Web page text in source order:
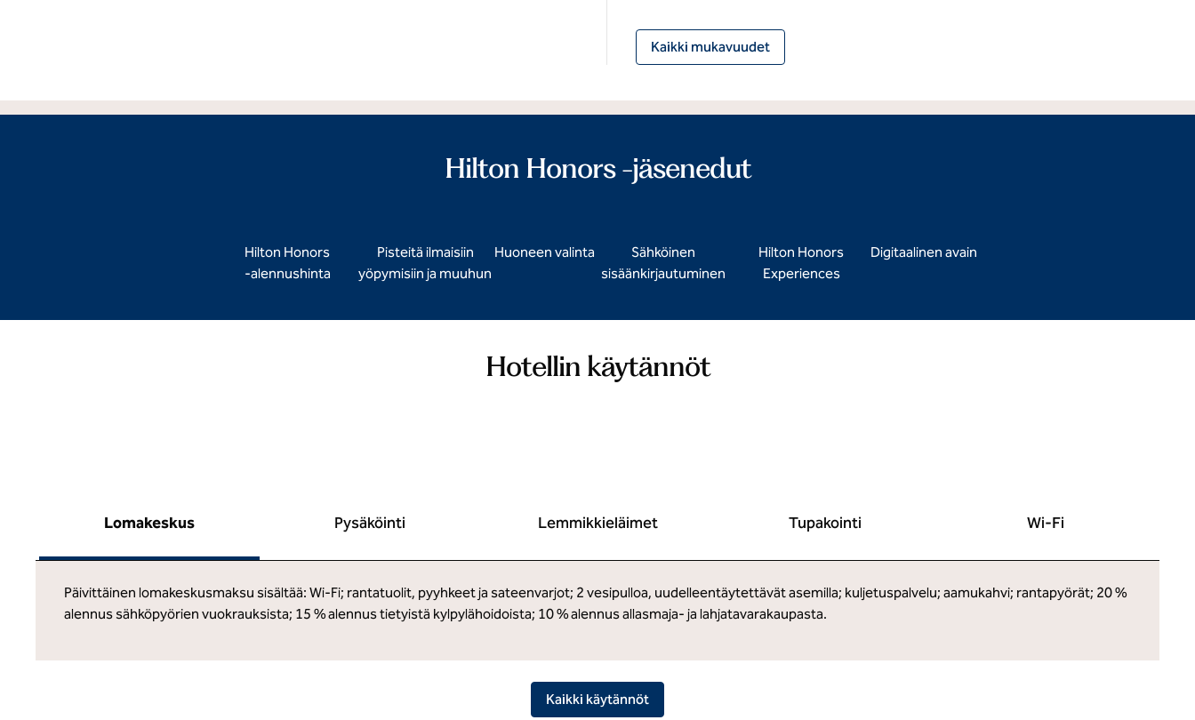
Kaikki mukavuudet
Hilton Honors -jäsenedut
Hilton Honors
‑alennushinta
Pisteitä ilmaisiin
yöpymisiin ja muuhun
Huoneen valinta
Sähköinen
sisäänkirjautuminen
Hilton Honors
Experiences
Digitaalinen avain
Hotellin käytännöt
Lomakeskus Pysäköinti Lemmikkieläimet Tupakointi Wi-Fi
Päivittäinen lomakeskusmaksu sisältää: Wi-Fi; rantatuolit, pyyhkeet ja sateenvarjot; 2 vesipulloa, uudelleentäytettävät asemilla; kuljetuspalvelu; aamukahvi; rantapyörät; 20 %
alennus sähköpyörien vuokrauksista; 15 % alennus tietyistä kylpylähoidoista; 10 % alennus allasmaja- ja lahjatavarakaupasta.
Kaikki käytännöt